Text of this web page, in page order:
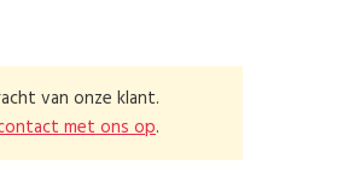
van onze klant.
met ons op.